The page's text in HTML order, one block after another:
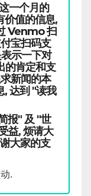
一个月的
价值的信息,
Venmo 扫
宝扫码支
示一下对
的肯定和支
新闻的本
, 达到 "读我
报" 及 "世
益, 烦请大
大家的支
.